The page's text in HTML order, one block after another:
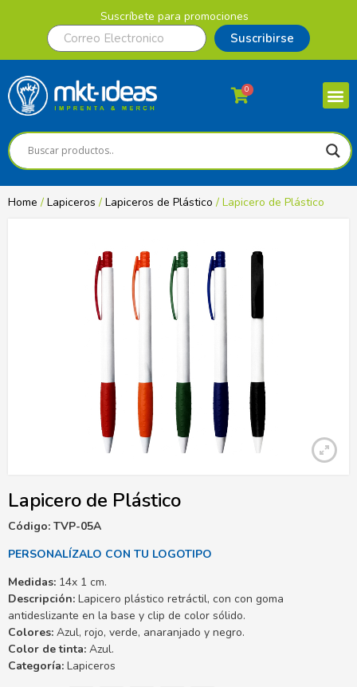
Suscríbete para promociones
Suscribirse
0
Home / Lapiceros / Lapiceros de Plástico / Lapicero de Plástico
Lapicero de Plástico
Código: TVP-05A
PERSONALÍZALO CON TU LOGOTIPO
Medidas: 14x 1 cm.
Descripción: Lapicero plástico retráctil, con con goma
antideslizante en la base y clip de color sólido.
Colores: Azul, rojo, verde, anaranjado y negro.
Color de tinta: Azul.
Categoría: Lapiceros